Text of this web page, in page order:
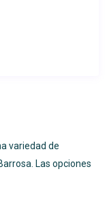
variedad de
Las opciones